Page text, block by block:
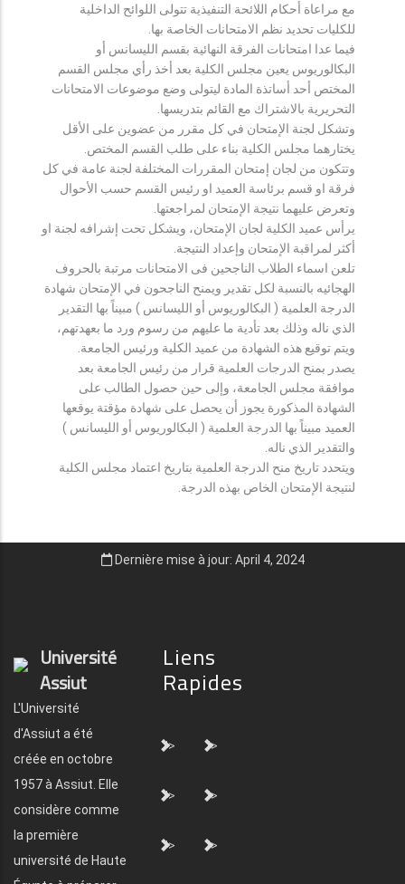
مع مراعاة أحكام اللائحة التنفيذية تتولى اللوائح الداخلية
للكليات تحديد نظم الامتحانات الخاصة بها.
فيما عدا امتحانات الفرقة النهائية بقسم الليسانس أو
البكالوريوس يعين مجلس الكلية بعد أخذ رأي مجلس القسم
المختص أحد أساتذة المادة ليتولى وضع موضوعات الامتحانات
التحريرية بالاشتراك مع القائم بتدريسها.
وتشكل لجنة الإمتحان في كل مقرر من عضوين على الأقل
يختارهما مجلس الكلية بناء على طلب القسم المختص.
وتتكون من لجان إمتحان المقررات المختلفة لجنة عامة في كل
فرقة او قسم برئاسة العميد او رئيس القسم حسب الأحوال
وتعرض عليهما نتيجة الإمتحان لمراجعتها.
يرأس عميد الكلية لجان الإمتحان، ويشكل تحت إشرافه لجنة او
أكثر لمراقبة الإمتحان وإعداد النتيجة.
تلعن اسماء الطلاب الناجحين فى الامتحانات مرتبة بالحروف
الهجائيه بالنسبة لكل تقدير ويمنح الناجحون في الإمتحان شهادة
الدرجة العلمية ( البكالوريوس أو الليسانس ) مبيناً بها التقدير
الذي ناله وذلك بعد تأدية ما عليهم من رسوم ورد ما بعهدتهم،
ويتم توقيع هذه الشهادة من عميد الكلية ورئيس الجامعة.
يصدر بمنح الدرجات العلمية قرار من رئيس الجامعة بعد
موافقة مجلس الجامعة، وإلى حين حصول الطالب على
الشهادة المذكورة يجوز أن يحصل على شهادة مؤقتة يوقعها
العميد مبيناً بها الدرجة العلمية ( البكالوريوس أو الليسانس )
والتقدير الذي ناله.
ويتحدد تاريخ منح الدرجة العلمية بتاريخ اعتماد مجلس الكلية
لنتيجة الإمتحان الخاص بهذه الدرجة.
Dernière mise à jour: April 4, 2024
Université
Assiut
L'Université
d'Assiut a été
créée en octobre
1957 à Assiut. Elle
considère comme
la première
université de Haute
Liens
Rapides
"> ">
"> ">
"> ">